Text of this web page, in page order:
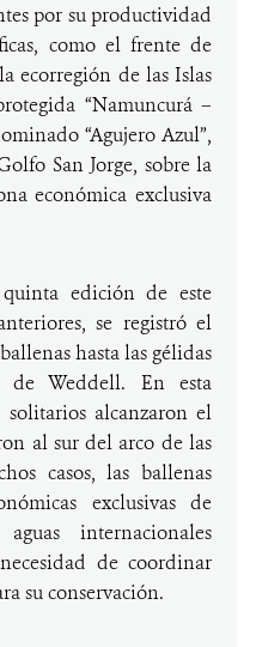
por su productividad
como el frente de
ecorregión de las Islas
“Namuncurá –
“Agujero Azul”,
San Jorge, sobre la
económica exclusiva
edición de este
se registró el
hasta las gélidas
de Weddell. En esta
alcanzaron el
al sur del arco de las
casos, las ballenas
exclusivas de
internacionales
de coordinar
su conservación.